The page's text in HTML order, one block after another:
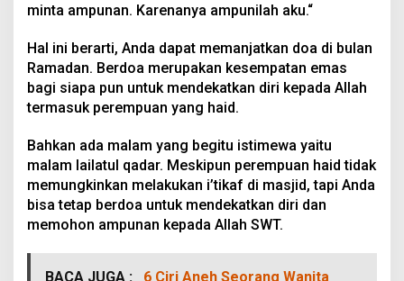
minta ampunan. Karenanya ampunilah aku.“
Hal ini berarti, Anda dapat memanjatkan doa di bulan
Ramadan. Berdoa merupakan kesempatan emas
bagi siapa pun untuk mendekatkan diri kepada Allah
termasuk perempuan yang haid.
Bahkan ada malam yang begitu istimewa yaitu
malam lailatul qadar. Meskipun perempuan haid tidak
memungkinkan melakukan i’tikaf di masjid, tapi Anda
bisa tetap berdoa untuk mendekatkan diri dan
memohon ampunan kepada Allah SWT.
BACA JUGA : 6 Ciri Aneh Seorang Wanita